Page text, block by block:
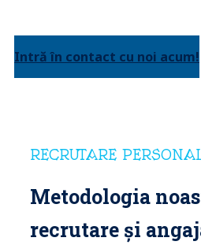
Intră în contact cu noi acum!
RECRUTARE
Metodologia
recrutare și